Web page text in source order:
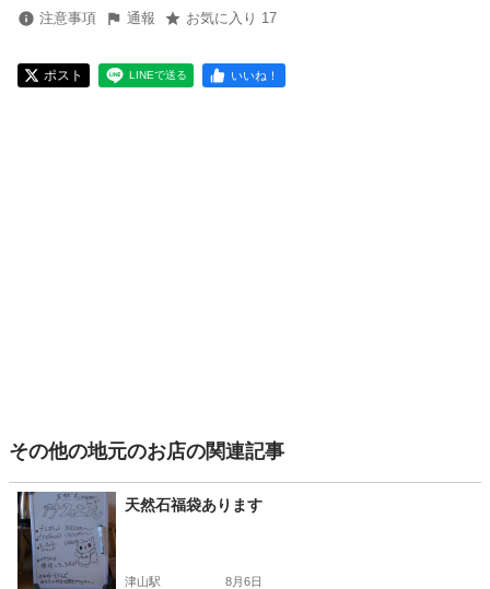
注意事項 通報 お気に入り 17
ポスト LINEで送る いいね！
その他の地元のお店の関連記事
天然石福袋あります
津山駅 8月6日